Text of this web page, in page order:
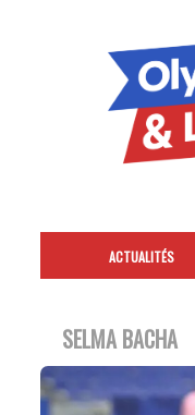
ACTUALITÉS
SELMA BACHA